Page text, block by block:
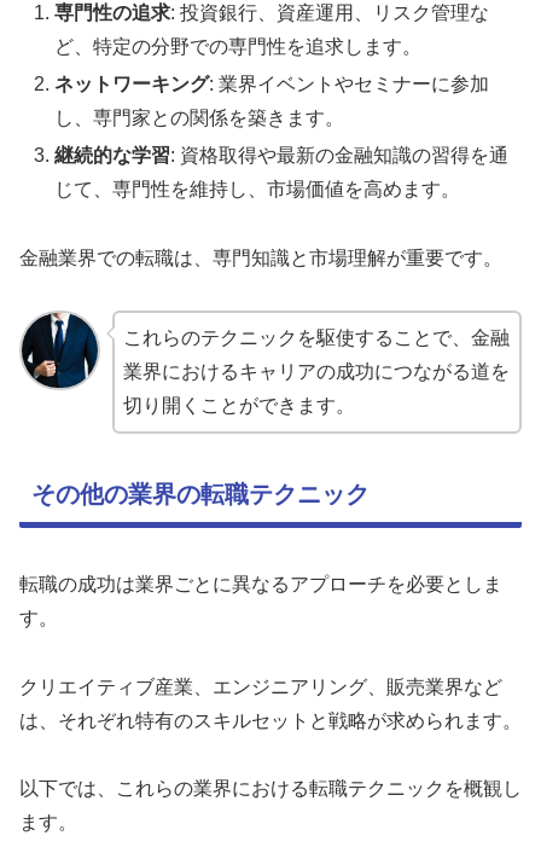
専門性の追求: 投資銀行、資産運用、リスク管理な
ど、特定の分野での専門性を追求します。
ネットワーキング: 業界イベントやセミナーに参加
し、専門家との関係を築きます。
継続的な学習: 資格取得や最新の金融知識の習得を通
じて、専門性を維持し、市場価値を高めます。
金融業界での転職は、専門知識と市場理解が重要です。
これらのテクニックを駆使することで、金融
業界におけるキャリアの成功につながる道を
切り開くことができます。
その他の業界の転職テクニック
転職の成功は業界ごとに異なるアプローチを必要としま
す。
クリエイティブ産業、エンジニアリング、販売業界など
は、それぞれ特有のスキルセットと戦略が求められます。
以下では、これらの業界における転職テクニックを概観し
ます。